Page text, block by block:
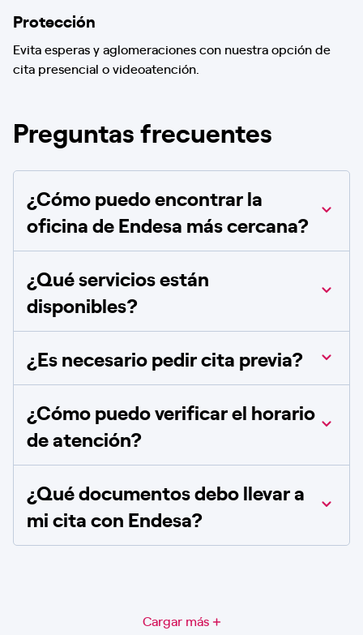
Protección
Evita esperas y aglomeraciones con nuestra opción de
cita presencial o videoatención.
Preguntas frecuentes
¿Cómo puedo encontrar la
oficina de Endesa más cercana?
¿Qué servicios están
disponibles?
¿Es necesario pedir cita previa?
¿Cómo puedo verificar el horario
de atención?
¿Qué documentos debo llevar a
mi cita con Endesa?
Cargar más